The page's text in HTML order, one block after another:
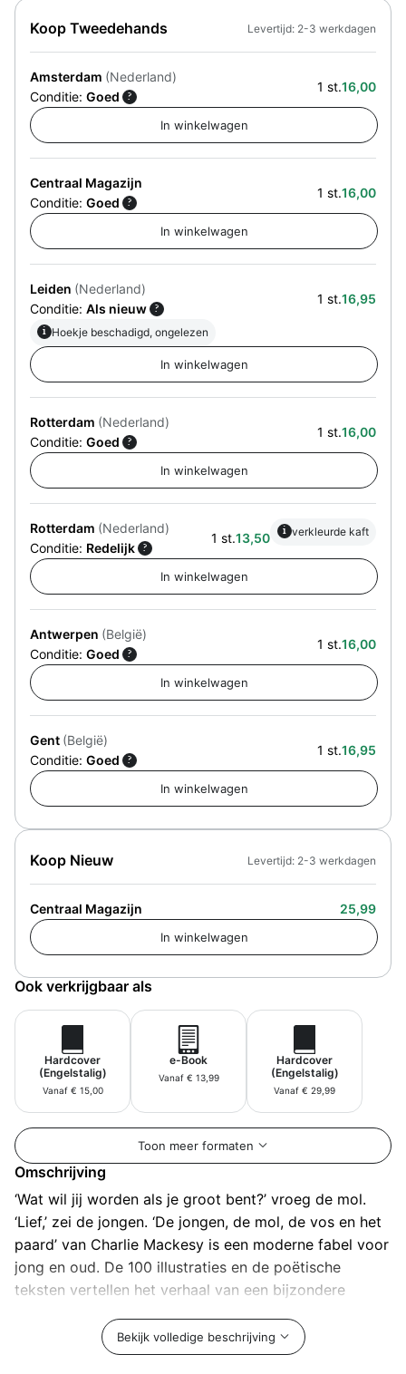
Koop Tweedehands
Amsterdam (Nederland)
Conditie: Goed ?
1 st.16,00
Centraal Magazijn
Conditie: Goed ?
1 st.16,00
Leiden (Nederland)
Conditie: Als nieuw ?
1 st.16,95
i Hoekje beschadigd, ongelezen
Rotterdam (Nederland)
Conditie: Goed ?
1 st.16,00
Rotterdam (Nederland)
Conditie: Redelijk ?
1 st.13,50 i verkleurde kaft
Antwerpen (België)
Conditie: Goed ?
1 st.16,00
Gent (België)
Conditie: Goed ?
1 st.16,95
Levertijd: 2-3 werkdagen
Koop Nieuw
Centraal Magazijn 25,99
Levertijd: 2-3 werkdagen
Ook verkrijgbaar als
Hardcover
(Engelstalig)
Vanaf € 15,00
e-Book
Vanaf € 13,99
Hardcover
(Engelstalig)
Vanaf € 29,99
Toon meer formaten
Omschrijving
‘Wat wil jij worden als je groot bent?’ vroeg de mol.
‘Lief,’ zei de jongen. ‘De jongen, de mol, de vos en het
paard’ van Charlie Mackesy is een moderne fabel voor
jong en oud. De 100 illustraties en de poëtische
teksten vertellen het verhaal van een bijzondere
universele lessen die ze samen leren zijn stuk voor
stuk levenswijsheden. De Nederlandse editie van ‘The
Bekijk volledige beschrijving